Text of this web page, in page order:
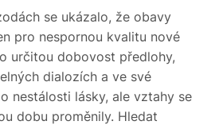
se ukázalo, že obavy
pro nespornou kvalitu nové
určitou dobovost předlohy,
dialozích a ve své
nestálosti lásky, ale vztahy se
dobu proměnily. Hledat